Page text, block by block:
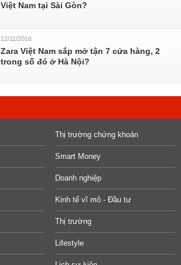
Việt Nam tại Sài Gòn?
12/11/2016
Zara Việt Nam sắp mở tận 7 cửa hàng, 2
trong số đó ở Hà Nội?
Thị trường chứng khoán
Smart Money
Doanh nghiệp
Kinh tế vĩ mô - Đầu tư
Thị trường
Lifestyle